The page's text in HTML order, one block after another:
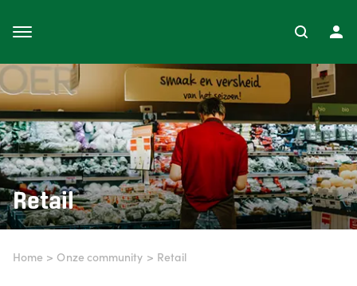
Retail
Home > Onze community > Retail